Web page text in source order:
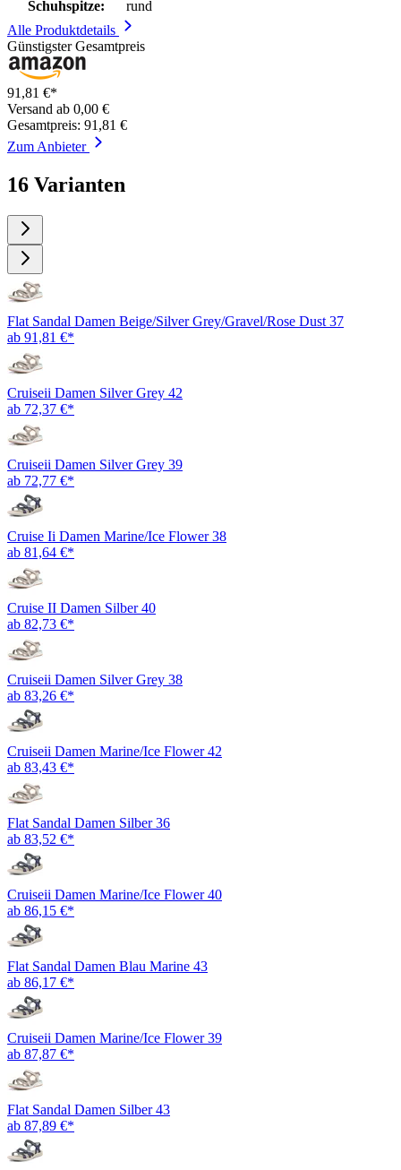
Schuhspitze:
rund
Alle Produktdetails
Günstigster Gesamtpreis
91,81 €*
Versand ab 0,00 €
Gesamtpreis: 91,81 €
Zum Anbieter
16 Varianten
Flat Sandal Damen Beige/Silver Grey/Gravel/Rose Dust 37
ab 91,81 €*
Cruiseii Damen Silver Grey 42
ab 72,37 €*
Cruiseii Damen Silver Grey 39
ab 72,77 €*
Cruise Ii Damen Marine/Ice Flower 38
ab 81,64 €*
Cruise II Damen Silber 40
ab 82,73 €*
Cruiseii Damen Silver Grey 38
ab 83,26 €*
Cruiseii Damen Marine/Ice Flower 42
ab 83,43 €*
Flat Sandal Damen Silber 36
ab 83,52 €*
Cruiseii Damen Marine/Ice Flower 40
ab 86,15 €*
Flat Sandal Damen Blau Marine 43
ab 86,17 €*
Cruiseii Damen Marine/Ice Flower 39
ab 87,87 €*
Flat Sandal Damen Silber 43
ab 87,89 €*